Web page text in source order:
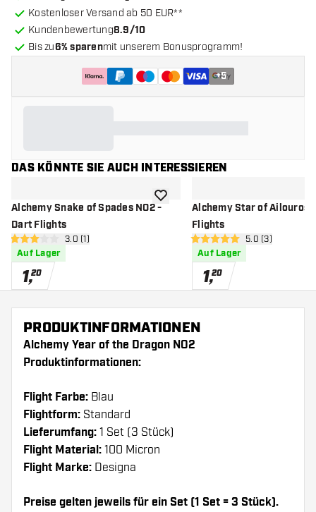
Kostenloser Versand ab 50 EUR**
Kundenbewertung8.9/10
Bis zu6% sparenmit unserem Bonusprogramm!
+5
DAS KÖNNTE SIE AUCH INTERESSIEREN
Alchemy Snake of Spades NO2 -
Dart Flights
Bewertungsbereich öffnen
3 Bewertungssterne
3.0 (1)
Auf Lager
1,20
Zur Wunschliste hinzufügen
Alchemy Star of Ailouros
Flights
5 Bewertungssterne
5.0 (3)
Auf Lager
1,20
PRODUKTINFORMATIONEN
Alchemy Year of the Dragon NO2
Produktinformationen:
Flight Farbe: Blau
Flightform: Standard
Lieferumfang: 1 Set (3 Stück)
Flight Material: 100 Micron
Flight Marke: Designa
Preise gelten jeweils für ein Set (1 Set = 3 Stück).